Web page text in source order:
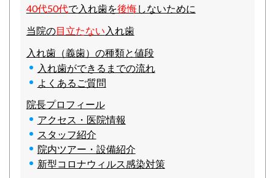
40代50代で入れ歯を後悔しないために
当院の目立たない 入れ歯
入れ歯（義歯）の種類と値段
入れ歯ができるまでの流れ
よくあるご質問
院長プロフィール
アクセス・医院情報
スタッフ紹介
院内ツアー・設備紹介
新型コロナウィルス感染対策